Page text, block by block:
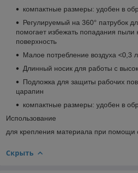
компактные размеры: удобен в
Регулируемый на 360° патрубок
помогает избежать попадания пыли
поверхность
Малое потребление воздуха <0,3 л
Длинный носик для работы с
Подложка для защиты рабочих
царапин
компактные размеры: удобен в
Использование
для крепления материала при помощи
Скрыть